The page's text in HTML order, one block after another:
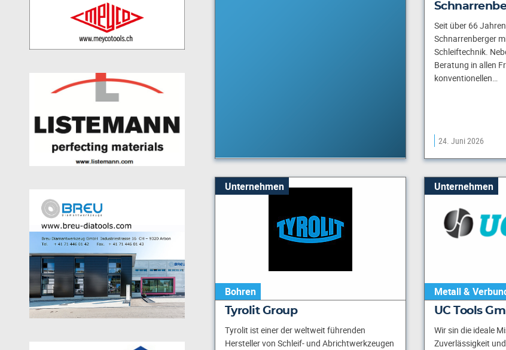
Seit über 66
Schnarrenberger
Schleiftechnik.
Beratung in allen
konventionellen…
24. Juni 2026
Unternehmen
Bohren
Tyrolit Group
Tyrolit ist einer der weltweit führenden
Hersteller von Schleif- und Abrichtwerkzeugen
Unternehmen
Metall &
UC Tools
Wir sin die ideale
Zuverlässigkeit